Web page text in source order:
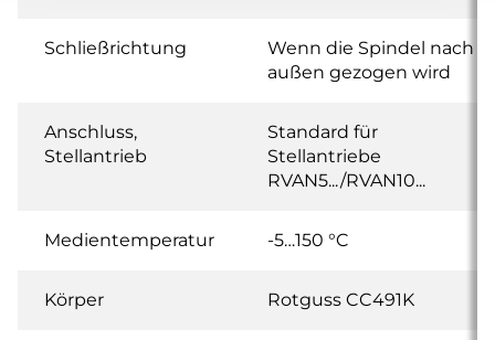
Schließrichtung
Wenn die Spindel nach
außen gezogen wird
Anschluss,
Stellantrieb
Standard für
Stellantriebe
RVAN5.../RVAN10...
Medientemperatur -5…150 °C
Körper Rotguss CC491K